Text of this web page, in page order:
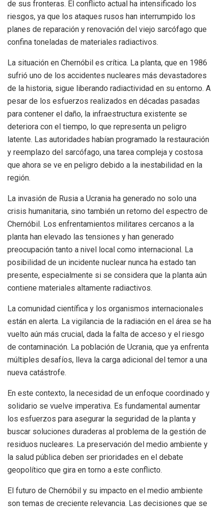
de sus fronteras. El conflicto actual ha intensificado los
riesgos, ya que los ataques rusos han interrumpido los
planes de reparación y renovación del viejo sarcófago que
confina toneladas de materiales radiactivos.
La situación en Chernóbil es crítica. La planta, que en 1986
sufrió uno de los accidentes nucleares más devastadores
de la historia, sigue liberando radiactividad en su entorno. A
pesar de los esfuerzos realizados en décadas pasadas
para contener el daño, la infraestructura existente se
deteriora con el tiempo, lo que representa un peligro
latente. Las autoridades habían programado la restauración
y reemplazo del sarcófago, una tarea compleja y costosa
que ahora se ve en peligro debido a la inestabilidad en la
región.
La invasión de Rusia a Ucrania ha generado no solo una
crisis humanitaria, sino también un retorno del espectro de
Chernóbil. Los enfrentamientos militares cercanos a la
planta han elevado las tensiones y han generado
preocupación tanto a nivel local como internacional. La
posibilidad de un incidente nuclear nunca ha estado tan
presente, especialmente si se considera que la planta aún
contiene materiales altamente radiactivos.
La comunidad científica y los organismos internacionales
están en alerta. La vigilancia de la radiación en el área se ha
vuelto aún más crucial, dada la falta de acceso y el riesgo
de contaminación. La población de Ucrania, que ya enfrenta
múltiples desafíos, lleva la carga adicional del temor a una
nueva catástrofe.
En este contexto, la necesidad de un enfoque coordinado y
solidario se vuelve imperativa. Es fundamental aumentar
los esfuerzos para asegurar la seguridad de la planta y
buscar soluciones duraderas al problema de la gestión de
residuos nucleares. La preservación del medio ambiente y
la salud pública deben ser prioridades en el debate
geopolítico que gira en torno a este conflicto.
El futuro de Chernóbil y su impacto en el medio ambiente
son temas de creciente relevancia. Las decisiones que se